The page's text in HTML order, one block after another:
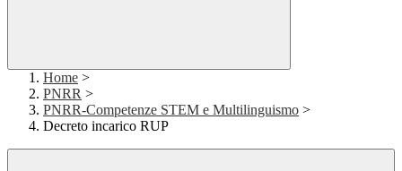
Home >
PNRR >
PNRR-Competenze STEM e Multilinguismo >
Decreto incarico RUP